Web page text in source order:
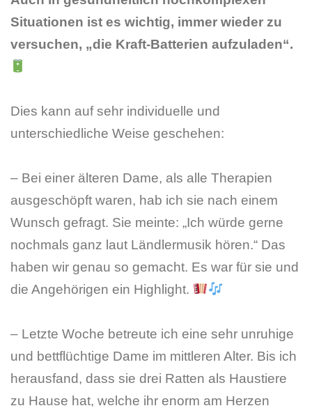
Situationen ist es wichtig, immer wieder zu
versuchen, „die Kraft-Batterien aufzuladen“.
Dies kann auf sehr individuelle und
unterschiedliche Weise geschehen:
– Bei einer älteren Dame, als alle Therapien
ausgeschöpft waren, hab ich sie nach einem
Wunsch gefragt. Sie meinte: „Ich würde gerne
nochmals ganz laut Ländlermusik hören.“ Das
haben wir genau so gemacht. Es war für sie und
die Angehörigen ein Highlight.
– Letzte Woche betreute ich eine sehr unruhige
und bettflüchtige Dame im mittleren Alter. Bis ich
herausfand, dass sie drei Ratten als Haustiere
zu Hause hat, welche ihr enorm am Herzen